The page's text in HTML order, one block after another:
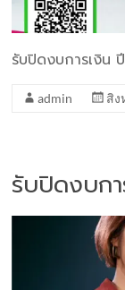
รับปิดงบการเงิน
admin สิง
รับปิดงบก